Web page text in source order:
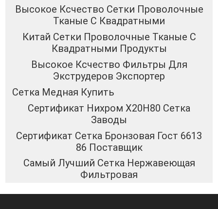
Высокое Ксчество Сетки Проволочные
Тканые С Квадратными
Китай Сетки Проволочные Тканые С
Квадратными Продукты
Высокое Ксчество Фильтры Для
Экструдеров Экспортер
Сетка Медная Купить
Сертификат Нихром Х20Н80 Сетка
Заводы
Сертификат Сетка Бронзовая Гост 6613
86 Поставщик
Самый Лучший Сетка Нержавеющая
Фильтровая